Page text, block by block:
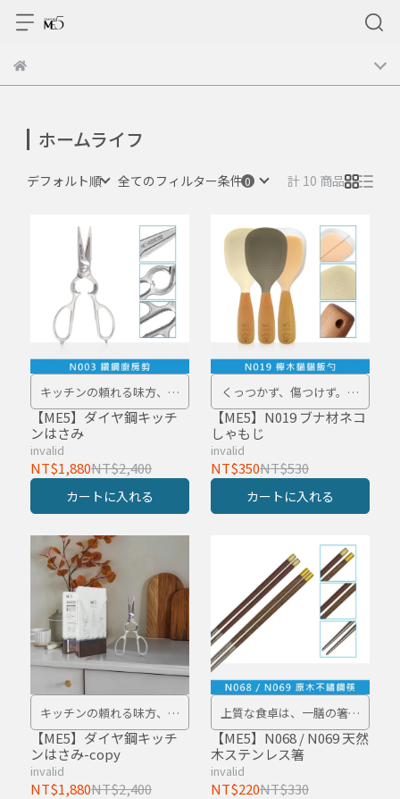
ホームライフ
デフォルト順 全てのフィルター条件 計 10 商品
キッチンの頼れる味方、こ
れ一本で全て解決！
【ME5】ダイヤ鋼キッチ
ンはさみ
invalid
NT$1,880NT$2,400
カートに入れる
くっつかず、傷つけず。や
さしくすくう、食卓のひと
【ME5】N019 ブナ材ネコ
しゃもじ
invalid
NT$350NT$530
カートに入れる
キッチンの頼れる味方、こ
れ一本で全て解決！
【ME5】ダイヤ鋼キッチ
ンはさみ-copy
invalid
NT$1,880NT$2,400
上質な食卓は、一膳の箸か
ら。
【ME5】N068 / N069 天然
木ステンレス箸
invalid
NT$220NT$330